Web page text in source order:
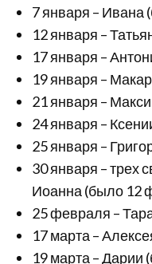
7 января – Ивана
12 января –
17 января –
19 января –
21 января –
24 января –
25 января –
30 января – трех
Иоанна (было 12
25 февраля –
17 марта –
19 марта – Дарии